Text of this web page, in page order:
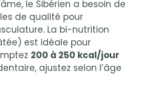
le Sibérien a besoin de
de qualité pour
La bi-nutrition
est idéale pour
200 à 250 kcal/jour
ajustez selon l’âge